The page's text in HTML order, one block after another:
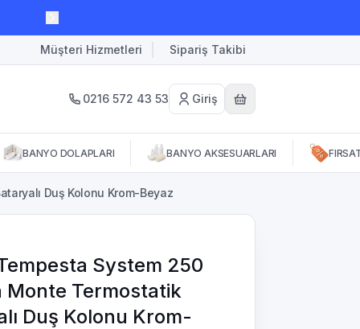
Müşteri Hizmetleri Sipariş Takibi
0216 572 43 53 Giriş
BANYO DOLAPLARI BANYO AKSESUARLARI
Duş Kolonu Krom-Beyaz
System 250
Monte Termostatik
Duş Kolonu Krom-